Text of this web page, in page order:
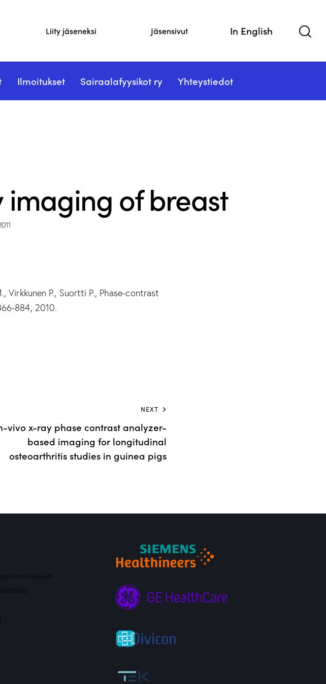
Liity jäseneksi Jäsensivut In English
Ilmoitukset Sairaalafyysikot ry Yhteystiedot
of breast
Virkkunen P., Suortti P., Phase-contrast
884, 2010.
NEXT
vivo x-ray phase contrast analyzer-
based imaging for longitudinal
osteoarthritis studies in guinea pigs